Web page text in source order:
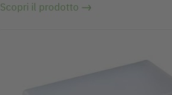
Scopri il prodotto